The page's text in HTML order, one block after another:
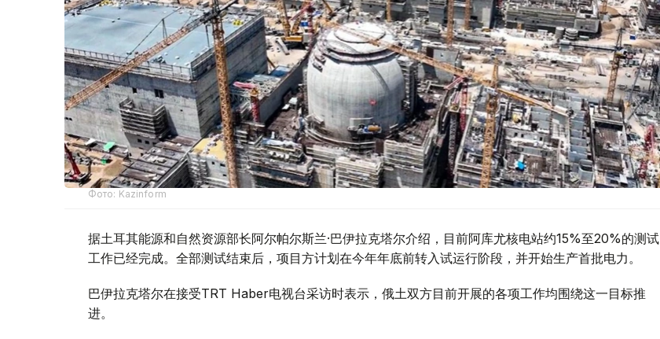
Фото: Kazinform
据土耳其能源和自然资源部长阿尔帕尔斯兰·巴伊拉克塔尔介绍，目前阿库尤核电站约15%至20%的测试
工作已经完成。全部测试结束后，项目方计划在今年年底前转入试运行阶段，并开始生产首批电力。
巴伊拉克塔尔在接受TRT Haber电视台采访时表示，俄土双方目前开展的各项工作均围绕这一目标推
进。